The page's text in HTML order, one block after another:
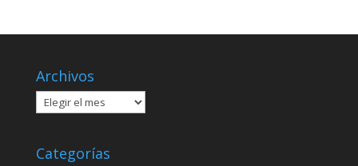
Archivos
Archivos
Categorías